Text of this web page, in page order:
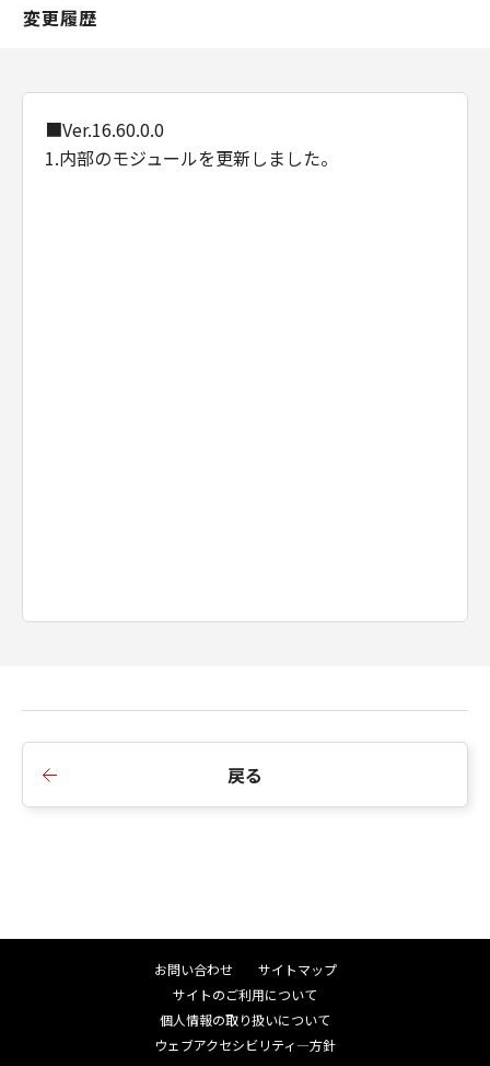
変更履歴
■Ver.16.60.0.0
1.内部のモジュールを更新しました。
戻る
お問い合わせ
サイトマップ
サイトのご利用について
個人情報の取り扱いについて
ウェブアクセシビリティ―方針